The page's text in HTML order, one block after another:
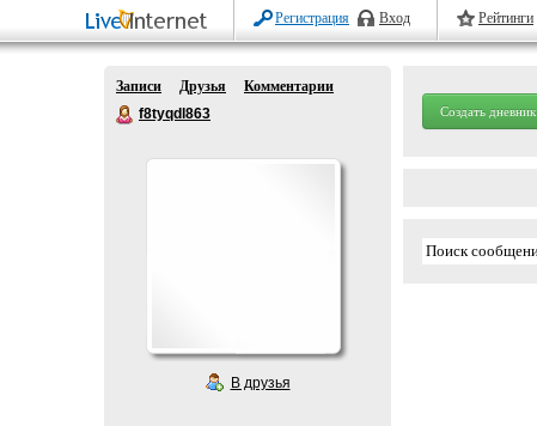
Регистрация Вход Рейтинги
Записи Друзья
Комментарии
f8tyqdl863
В друзья
Создать дневник